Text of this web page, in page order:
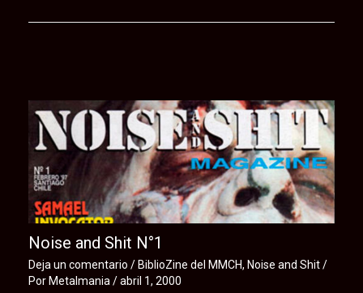
Noise and Shit N°1
Deja un comentario /BiblioZine del MMCH, Noise and Shit/
PorMetalmania /abril 1, 2000